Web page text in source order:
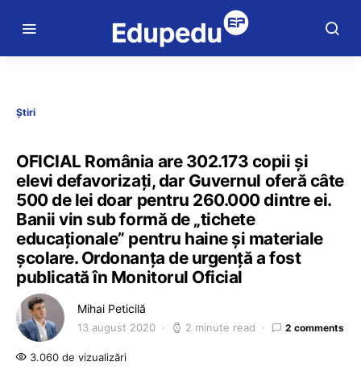
Știri
OFICIAL România are 302.173 copii și
elevi defavorizați, dar Guvernul oferă câte
500 de lei doar pentru 260.000 dintre ei.
Banii vin sub formă de „tichete
educaționale” pentru haine și materiale
școlare. Ordonanța de urgență a fost
publicată în Monitorul Oficial
Mihai Peticilă
13 august 2020 2 minute read 2 comments
3.060 de vizualizări